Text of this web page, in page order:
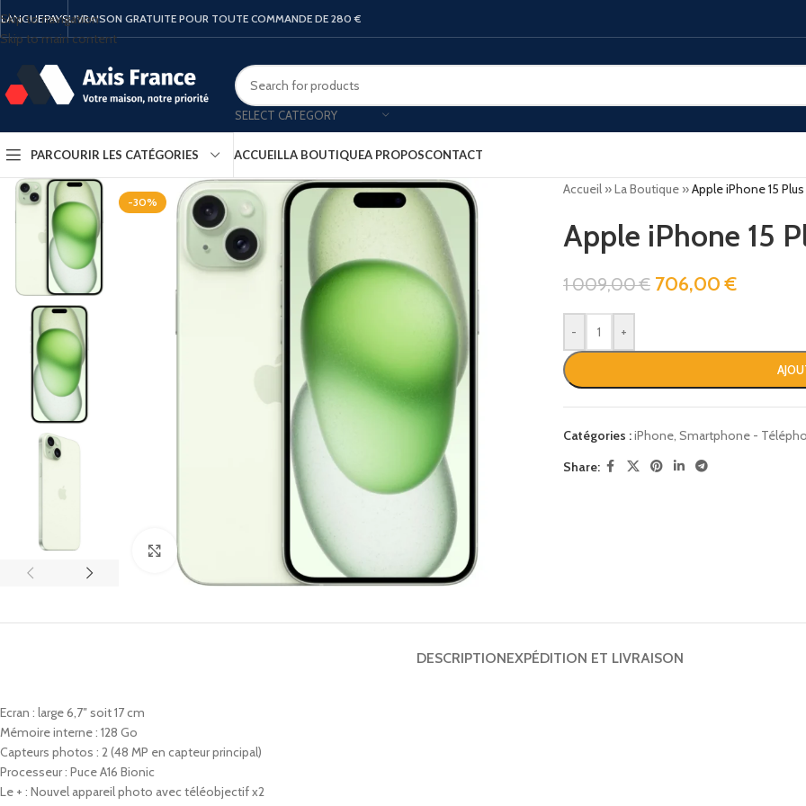
Skip to navigation
Skip to main content
LANGUEPAYSLIVRAISON GRATUITE POUR TOUTE COMMANDE DE 280 €
SELECT CATEGORY
PARCOURIR LES CATÉGORIES ACCUEILLA BOUTIQUEA PROPOSCONTACT
-30%
Click to enlarge
Accueil»La Boutique»Apple iPhone 15
Apple iPhone 15
1 009,00€ 706,00€
- +
Catégories :iPhone, Smartphone -
Share:
DESCRIPTIONEXPÉDITION ET LIVRAISON
Ecran : large 6,7″ soit 17 cm
Mémoire interne : 128 Go
Capteurs photos : 2 (48 MP en capteur principal)
Processeur : Puce A16 Bionic
Le + : Nouvel appareil photo avec téléobjectif x2